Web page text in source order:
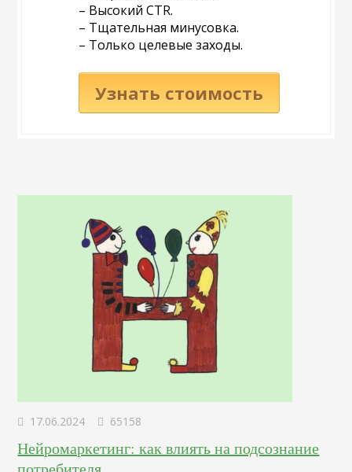
– Высокий CTR.
– Тщательная минусовка.
– Только целевые заходы.
Узнать стоимость
17.06.2024 65158
Нейромаркетинг: как влиять на подсознание